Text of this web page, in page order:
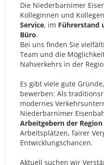
Die Niederbarnimer
Kolleginnen und
Service, im Führerstand
Büro.
Bei uns finden Sie
Team und die
Nahverkehrs in der
Es gibt viele gute
bewerben: Als
modernes
Niederbarnimer
Arbeitgebern der Region
Arbeitsplätzen, fairer
Entwicklungschancen.
Aktuell suchen wir